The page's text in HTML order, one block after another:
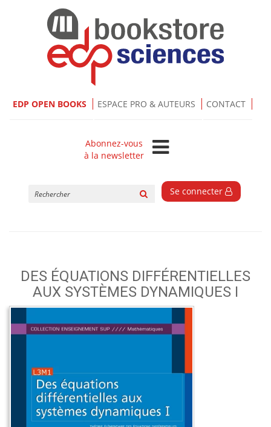
EDP OPEN BOOKS ESPACE PRO & AUTEURS CONTACT
Abonnez-vous
à la newsletter
Se connecter
DES ÉQUATIONS DIFFÉRENTIELLES
AUX SYSTÈMES DYNAMIQUES I